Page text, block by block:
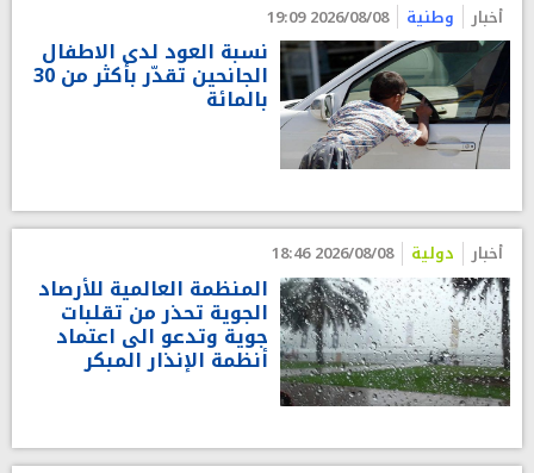
أخبار وطنية 2026/08/08 19:09
نسبة العود لدى الاطفال
الجانحين تقدّر بأكثر من 30
بالمائة
أخبار دولية 2026/08/08 18:46
المنظمة العالمية للأرصاد
الجوية تحذر من تقلبات
جوية وتدعو الى اعتماد
أنظمة الإنذار المبكر